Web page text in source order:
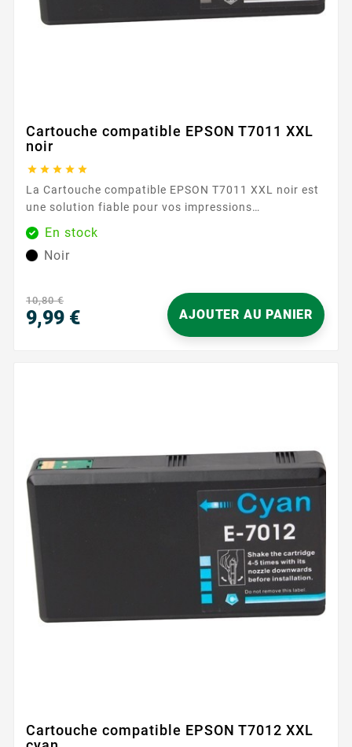
Cartouche compatible EPSON T7011 XXL
noir
    
La Cartouche compatible EPSON T7011 XXL noir est
une solution fiable pour vos impressions
quotidiennes et professionnelles. Conçue pour
fonctionner avec les imprimantes acceptant la
référence T7011, elle s’intègre facilement à votre
complication. Son format XXL permet de réduire les
remplacements fréquents, afin de rester concentré
sur...
En stock
Noir
10,80 €
9,99 € AJOUTER AU PANIER
Cartouche compatible EPSON T7012 XXL